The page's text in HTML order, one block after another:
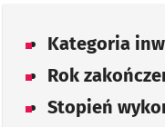
Kategoria
Rok
Stopień